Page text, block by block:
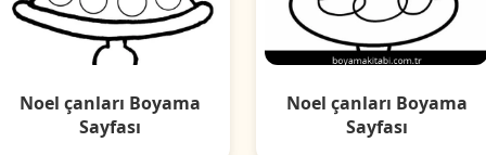
Noel çanları Boyama
Sayfası
Noel çanları Boyama
Sayfası